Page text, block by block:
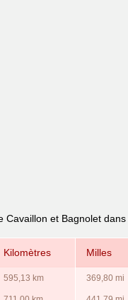
Cavaillon et Bagnolet
Kilomètres Milles
595,13 km 369,80 mi